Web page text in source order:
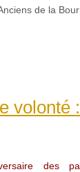
de la
volonté
des